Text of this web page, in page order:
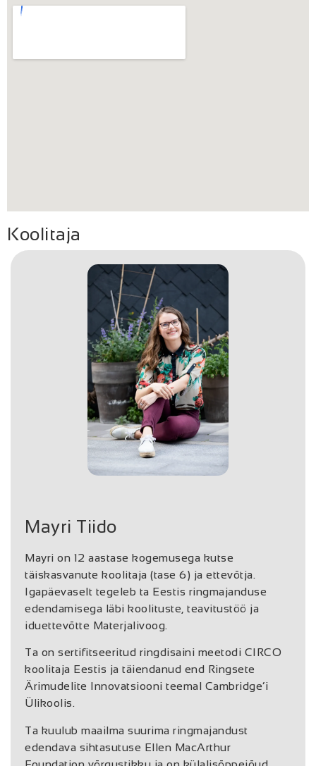
Koolitaja
Mayri Tiido
Mayri on 12 aastase kogemusega kutse
täiskasvanute koolitaja (tase 6) ja ettevõtja.
Igapäevaselt tegeleb ta Eestis ringmajanduse
edendamisega läbi koolituste, teavitustöö ja
iduettevõtte Materjalivoog.
Ta on sertifitseeritud ringdisaini meetodi CIRCO
koolitaja Eestis ja täiendanud end Ringsete
Ärimudelite Innovatsiooni teemal Cambridge’i
Ülikoolis.
Ta kuulub maailma suurima ringmajandust
edendava sihtasutuse Ellen MacArthur